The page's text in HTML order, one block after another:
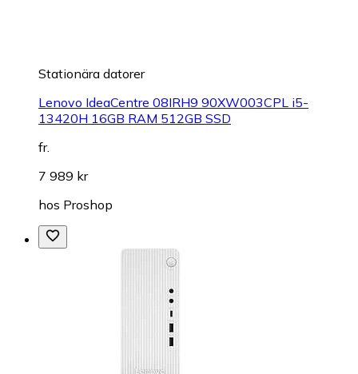
Stationära datorer
Lenovo IdeaCentre 08IRH9 90XW003CPL i5-
13420H 16GB RAM 512GB SSD
fr.
7 989 kr
hos Proshop